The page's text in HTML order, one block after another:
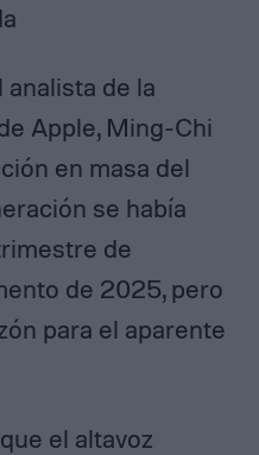
de la
Apple, Ming-Chi
en masa del
se había
de
de 2025, pero
para el aparente
el altavoz